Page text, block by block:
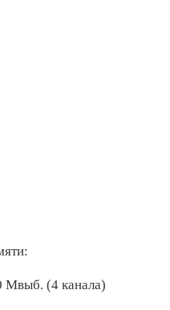
Мвыб. (4 канала)